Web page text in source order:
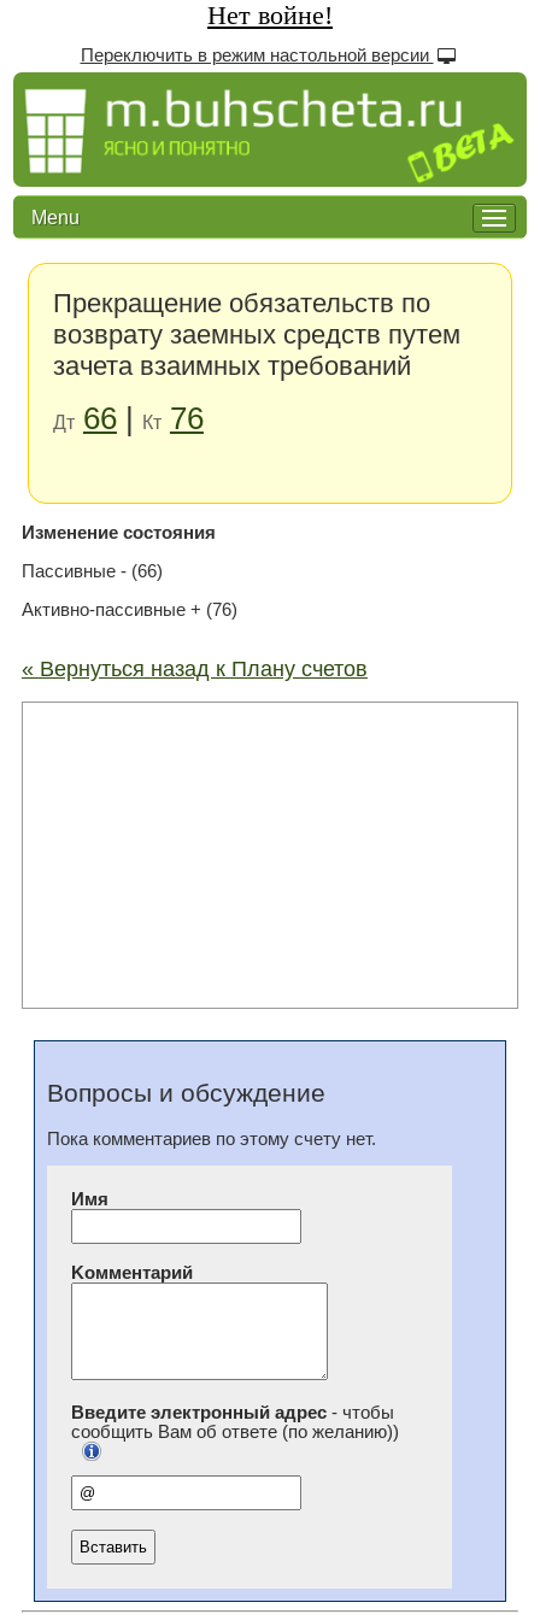
Нет войне!
Переключить в режим настольной версии
Menu
Прекращение обязательств по
возврату заемных средств путем
зачета взаимных требований
Дт 66| Кт 76
Изменение состояния
Пассивные - (66)
Активно-пассивные + (76)
« Вернуться назад к Плану счетов
Вопросы и обсуждение
Пока комментариев по этому счету нет.
Имя
Kомментарий
Введите электронный адрес- чтобы
сообщить Вам об ответе (по желанию))